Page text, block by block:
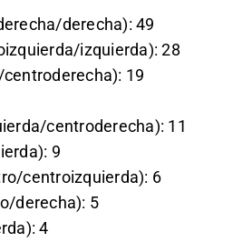
derecha): 49
izquierda): 28
19
centroderecha): 11
9
centroizquierda): 6
derecha): 5
4